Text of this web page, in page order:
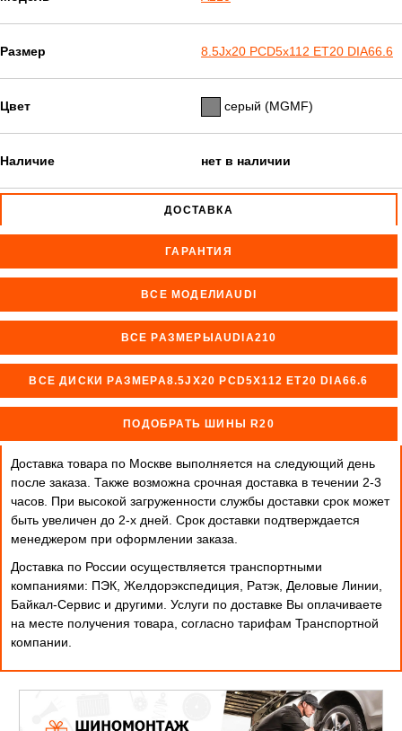
Размер 8.5Jx20 PCD5x112 ET20 DIA66.6
Цвет серый (MGMF)
Наличие нет в наличии
ДОСТАВКА
ГАРАНТИЯ
ВСЕ МОДЕЛИAUDI
ВСЕ РАЗМЕРЫAUDIA210
ВСЕ ДИСКИ РАЗМЕРА8.5JX20 PCD5X112 ET20 DIA66.6
ПОДОБРАТЬ ШИНЫ R20
Доставка товара по Москве выполняется на следующий день
после заказа. Также возможна срочная доставка в течении 2-3
часов. При высокой загруженности службы доставки срок может
быть увеличен до 2-х дней. Cрок доставки подтверждается
менеджером при оформлении заказа.
Доставка по России осуществляется транспортными
компаниями: ПЭК, Желдорэкспедиция, Ратэк, Деловые Линии,
Байкал-Сервис и другими. Услуги по доставке Вы оплачиваете
на месте получения товара, согласно тарифам Транспортной
компании.